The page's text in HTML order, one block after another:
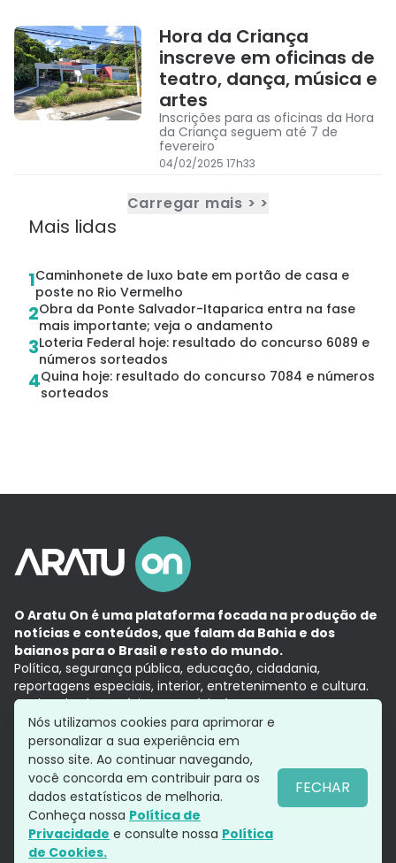
Hora da Criança
inscreve em oficinas de
teatro, dança, música e
artes
Inscrições para as oficinas da Hora
da Criança seguem até 7 de
fevereiro
04/02/2025 17h33
Carregar mais > >
Mais lidas
1Caminhonete de luxo bate em portão de casa e
poste no Rio Vermelho
2Obra da Ponte Salvador-Itaparica entra na fase
mais importante; veja o andamento
3Loteria Federal hoje: resultado do concurso 6089 e
números sorteados
4Quina hoje: resultado do concurso 7084 e números
sorteados
O Aratu On é uma plataforma focada na produção de
notícias e conteúdos, que falam da Bahia e dos
baianos para o Brasil e resto do mundo.
Política, segurança pública, educação, cidadania,
reportagens especiais, interior, entretenimento e cultura.
Aqui, tudo vira notícia e a notícia é no tempo presente,
com a credibilidade do Grupo Aratu.
Grupo Aratu
Política de privacidade
Siga-nos
Nós utilizamos cookies para aprimorar e
personalizar a sua experiência em
nosso site. Ao continuar navegando,
você concorda em contribuir para os
dados estatísticos de melhoria.
Conheça nossa Política de
Privacidade e consulte nossa Política
de Cookies.
FECHAR